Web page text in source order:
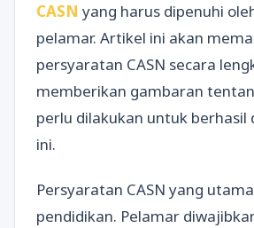
CASN yang harus dipenuhi
pelamar. Artikel ini akan
persyaratan CASN secara
memberikan gambaran
perlu dilakukan untuk berhasil
ini.
Persyaratan CASN yang
pendidikan. Pelamar